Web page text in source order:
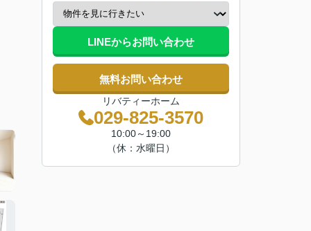
LINEからお問い合わせ
無料お問い合わせ
リバティーホーム
029-825-3570
10:00～19:00
（休：水曜日）